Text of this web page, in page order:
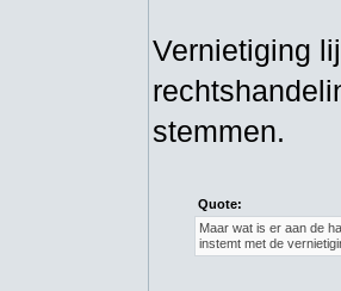
Vernietiging
stemmen.
Quote:
Maar wat is er aan de
instemt met de